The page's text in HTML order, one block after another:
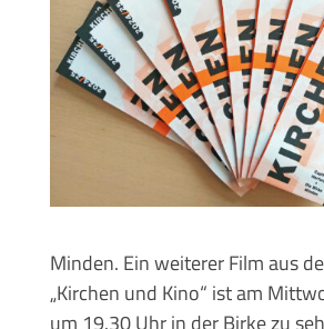
Minden. Ein weiterer Film aus
„Kirchen und Kino“ ist am